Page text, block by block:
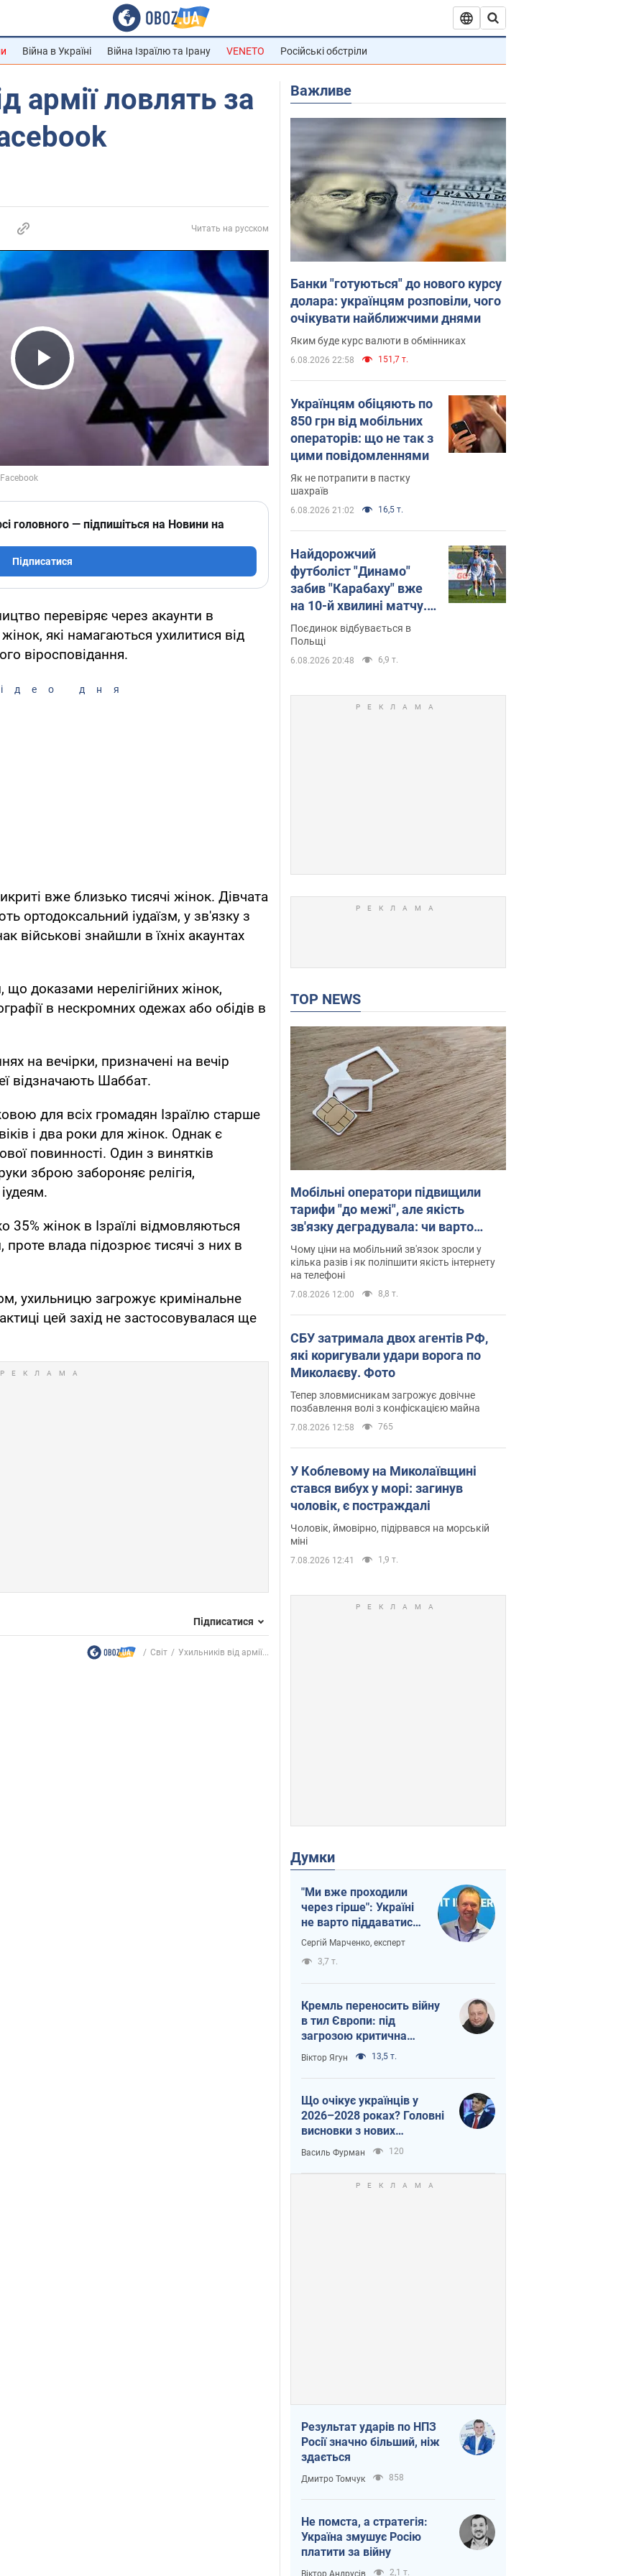
Війна в Україні Війна Ізраїлю та Ірану VENETO Російські обстріли
армії ловлять за
Читать на русском
Play Video
головного — підпишіться на Новини на
Підписатися
перевіряє через акаунти в
які намагаються ухилитися від
віросповідання.
дня
вже близько тисячі жінок. Дівчата
ортодоксальний іудаїзм, у зв'язку з
військові знайшли в їхніх акаунтах
що доказами нерелігійних жінок,
в нескромних одежах або обідів в
на вечірки, призначені на вечір
відзначають Шаббат.
для всіх громадян Ізраїлю старше
і два роки для жінок. Однак є
повинності. Один з винятків
зброю забороняє релігія,
35% жінок в Ізраїлі відмовляються
проте влада підозрює тисячі з них в
ухильницю загрожує кримінальне
цей захід не застосовувалася ще
Підписатися
Світ Ухильників від армії...
Важливе
Банки "готуються" до нового курсу
долара: українцям розповіли, чого
очікувати найближчими днями
Яким буде курс валюти в обмінниках
6.08.2026 22:58 151,7 т.
Українцям обіцяють по
850 грн від мобільних
операторів: що не так з
цими повідомленнями
Як не потрапити в пастку
шахраїв
6.08.2026 21:02 16,5 т.
Найдорожчий
футболіст "Динамо"
забив "Карабаху" вже
на 10-й хвилині матчу.
Відео
Поєдинок відбувається в
Польщі
6.08.2026 20:48 6,9 т.
TOP NEWS
Мобільні оператори підвищили
тарифи "до межі", але якість
зв'язку деградувала: чи варто
скаржитись на ціни
Чому ціни на мобільний зв'язок зросли у
кілька разів і як поліпшити якість інтернету
на телефоні
7.08.2026 12:00 8,8 т.
СБУ затримала двох агентів РФ,
які коригували удари ворога по
Миколаєву. Фото
Тепер зловмисникам загрожує довічне
позбавлення волі з конфіскацією майна
7.08.2026 12:58 765
У Коблевому на Миколаївщині
стався вибух у морі: загинув
чоловік, є постраждалі
Чоловік, ймовірно, підірвався на морській
міні
7.08.2026 12:41 1,9 т.
Думки
"Ми вже проходили
через гірше": Україні
не варто піддаватися
зневірі через
Сергій Марченко, експерт
3,7 т.
Кремль переносить війну
в тил Європи: під
загрозою критична
логістика
Віктор Ягун 13,5 т.
Що очікує українців у
2026–2028 роках? Головні
висновки з нових
прогнозів від НБУ
Василь Фурман 120
Результат ударів по НПЗ
Росії значно більший, ніж
здається
Дмитро Томчук 858
Не помста, а стратегія:
Україна змушує Росію
платити за війну
Віктор Андрусів 2,1 т.